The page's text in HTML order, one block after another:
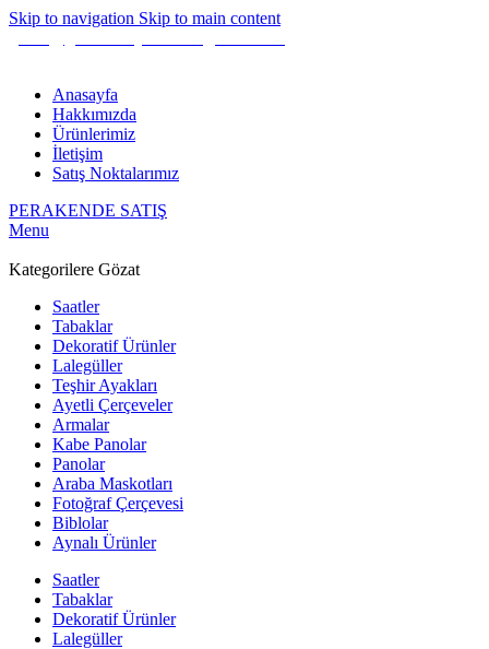
Skip to navigation Skip to main content
Anasayfa
Hakkımızda
Ürünlerimiz
İletişim
Satış Noktalarımız
PERAKENDE SATIŞ
Menu
Kategorilere Gözat
Saatler
Tabaklar
Dekoratif Ürünler
Lalegüller
Teşhir Ayakları
Ayetli Çerçeveler
Armalar
Kabe Panolar
Panolar
Araba Maskotları
Fotoğraf Çerçevesi
Biblolar
Aynalı Ürünler
Saatler
Tabaklar
Dekoratif Ürünler
Lalegüller